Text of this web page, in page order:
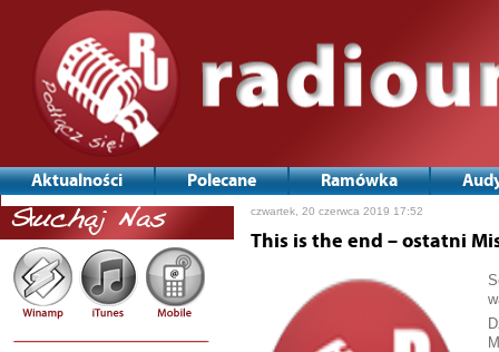
Aktualności Polecane Ramówka
Słuchaj Nas czwartek, 20 czerwca 2019 17:52
This is the end – ostatni